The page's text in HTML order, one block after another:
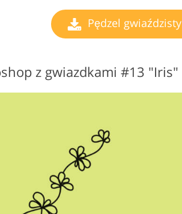
Pędzel gwiaździsty
z gwiazdkami #13 "Iris"